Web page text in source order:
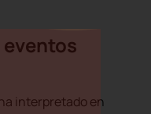
interpretado en